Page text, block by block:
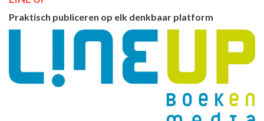
Praktisch publiceren op elk denkbaar platform